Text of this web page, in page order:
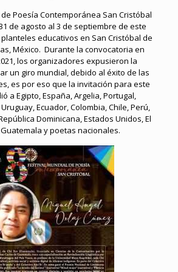
Poesía Contemporánea San Cristóbal
de agosto al 3 de septiembre de este
educativos en San Cristóbal de
México. Durante la convocatoria en
los organizadores expusieron la
un giro mundial, debido al éxito de las
es por eso que la invitación para este
a Egipto, España, Argelia, Portugal,
Ecuador, Colombia, Chile, Perú,
Dominicana, Estados Unidos, El
y poetas nacionales.